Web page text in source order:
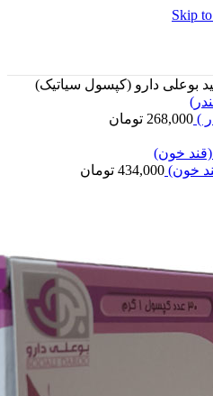
Skip
بوعلی دارو (کپسول سیاتیک)
)
268,000 تومان
خون) 434,000 تومان